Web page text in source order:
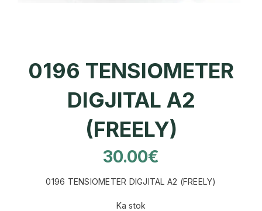
0196 TENSIOMETER
DIGJITAL A2
(FREELY)
30.00€
0196 TENSIOMETER DIGJITAL A2 (FREELY)
Ka stok